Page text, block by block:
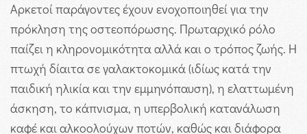
Αρκετοί παράγοντες έχουν ενοχοποιηθεί για την
πρόκληση της οστεοπόρωσης. Πρωταρχικό ρόλο
παίζει η κληρονομικότητα αλλά και ο τρόπος ζωής. Η
πτωχή δίαιτα σε γαλακτοκομικά (ιδίως κατά την
παιδική ηλικία και την εμμηνόπαυση), η ελαττωμένη
άσκηση, το κάπνισμα, η υπερβολική κατανάλωση
καφέ και αλκοολούχων ποτών, καθώς και διάφορα